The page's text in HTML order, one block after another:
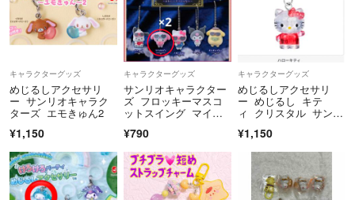
こちらからの評価を26日以降にさせていただく場合がございます。
気持ちの良いお取引が出来るように心掛けておりますので、よろしくお
キャラクターグッズ
めじるしアクセサリ
ー サンリオキャラク
ターズ エモきゅん2
¥1,150
キャラクターグッズ
サンリオキャラクター
ズ フロッキーマスコ
ットスイング マイメ
¥790
キャラクターグッズ
めじるしアクセサリ
ー めじるし キテ
ィ クリスタル サンリ
ツ べリエちゃん 映
¥1,150